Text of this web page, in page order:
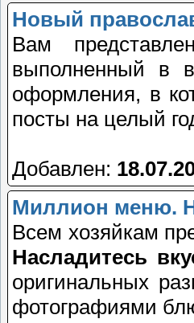
Новый
Вам
выполненный в
оформления, в
посты на целый
Добавлен:
Миллион меню.
Всем хозяйкам
Насладитесь
оригинальных
фотографиями